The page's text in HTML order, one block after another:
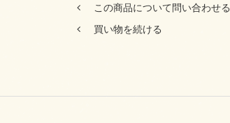
この商品について問い合わせる
買い物を続ける